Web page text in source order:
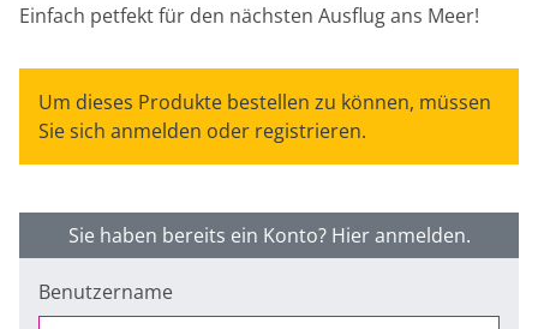
Einfach petfekt für den nächsten Ausflug ans Meer!
Um dieses Produkte bestellen zu können, müssen
Sie sich anmelden oder registrieren.
Sie haben bereits ein Konto? Hier anmelden.
Benutzername